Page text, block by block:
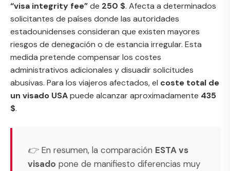
“visa integrity fee”de 250 $. Afecta a determinados
solicitantes de países donde las autoridades
estadounidenses consideran que existen mayores
riesgos de denegación o de estancia irregular. Esta
medida pretende compensar los costes
administrativos adicionales y disuadir solicitudes
abusivas. Para los viajeros afectados, el coste total de
un visado USApuede alcanzar aproximadamente 435
$.
👉 En resumen, la comparación ESTA vs
visado pone de manifiesto diferencias muy